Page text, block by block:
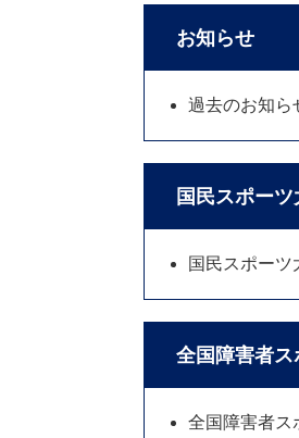
お知らせ
過去のお知ら
国民スポーツ
国民スポーツ
全国障害者
全国障害者ス